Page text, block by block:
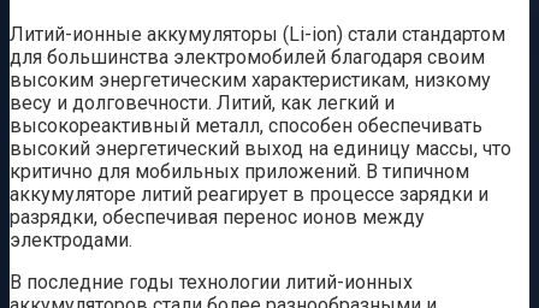
Литий-ионные аккумуляторы (Li-ion) стали стандартом
для большинства электромобилей благодаря своим
высоким энергетическим характеристикам, низкому
весу и долговечности. Литий, как легкий и
высокореактивный металл, способен обеспечивать
высокий энергетический выход на единицу массы, что
критично для мобильных приложений. В типичном
аккумуляторе литий реагирует в процессе зарядки и
разрядки, обеспечивая перенос ионов между
электродами.
В последние годы технологии литий-ионных